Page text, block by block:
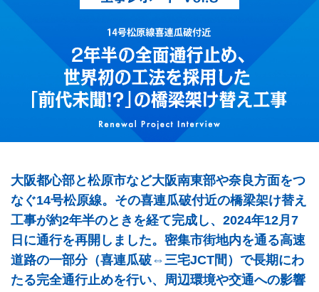
13号東大阪線 法円坂付近
14号松原線 喜連瓜破付近
15号堺線 湊町付近
32号 新神戸トンネル
第2回 大規模交通規制によるリニューアル工事
第4回 生まれ変わった玉出入口ランプ橋
第5回 1号環状線〈南行〉 約20年ぶり大規模交通規制
第7回 16号大阪港線阿波座付近 拡幅部の主桁を取り
換え、道路の縦目地を解消。騒音をなくし、走行性を
快適に。
第8回 14号松原線喜連瓜破付近 2年半の全面通行止
め、世界初の工法を採用した「前代未聞！？」の橋梁
広報アーカイブ
関連資料
大阪都心部と松原市など大阪南東部や奈良方面をつ
なぐ14号松原線。その喜連瓜破付近の橋梁架け替え
工事が約2年半のときを経て完成し、2024年12月7
日に通行を再開しました。密集市街地内を通る高速
道路の一部分（喜連瓜破⇔三宅JCT間）で長期にわ
たる完全通行止めを行い、周辺環境や交通への影響